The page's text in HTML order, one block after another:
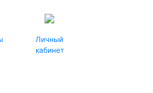
Личный
кабинет